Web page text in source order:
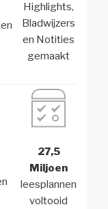
Highlights,
Bladwijzers
en Notities
gemaakt
27,5
Miljoen
leesplannen
voltooid